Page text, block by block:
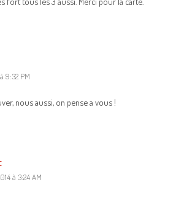
9:32 PM
nous aussi, on pense a vous !
à 3:24 AM